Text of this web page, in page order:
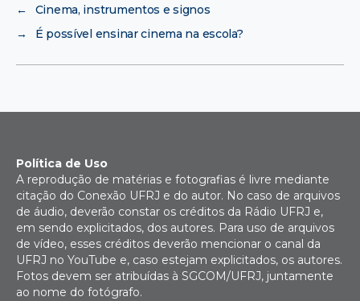
←
Cinema, instrumentos e signos
→
É possível ensinar cinema na escola?
Política de Uso
A reprodução de matérias e fotografias é livre mediante
citação do Conexão UFRJ e do autor. No caso de arquivos
de áudio, deverão constar os créditos da Rádio UFRJ e,
em sendo explicitados, dos autores. Para uso de arquivos
de vídeo, esses créditos deverão mencionar o canal da
UFRJ no YouTube e, caso estejam explicitados, os autores.
Fotos devem ser atribuídas à SGCOM/UFRJ, juntamente
ao nome do fotógrafo.